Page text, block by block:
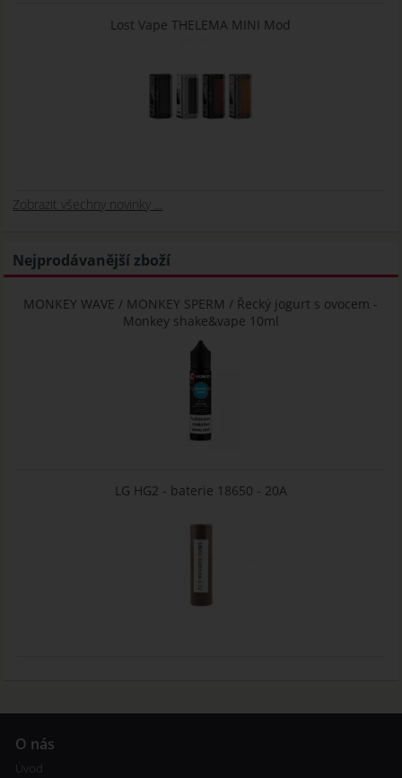
Lost Vape THELEMA MINI Mod
Zobrazit všechny novinky ...
Nejprodávanější zboží
MONKEY WAVE / MONKEY SPERM / Řecký jogurt s ovocem -
Monkey shake&vape 10ml
LG HG2 - baterie 18650 - 20A
O nás
Úvod